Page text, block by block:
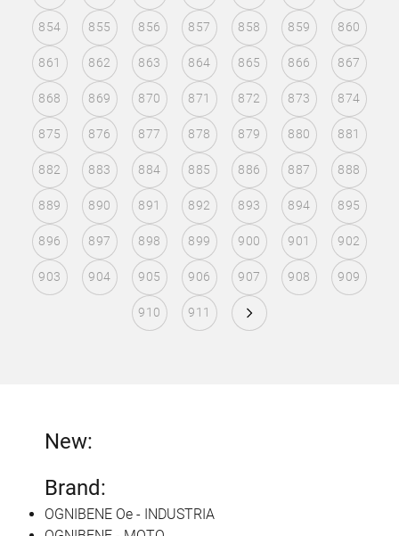
854 855 856 857 858 859 860
861 862 863 864 865 866 867
868 869 870 871 872 873 874
875 876 877 878 879 880 881
882 883 884 885 886 887 888
889 890 891 892 893 894 895
896 897 898 899 900 901 902
903 904 905 906 907 908 909
910 911
New:
Brand:
OGNIBENE Oe - INDUSTRIA